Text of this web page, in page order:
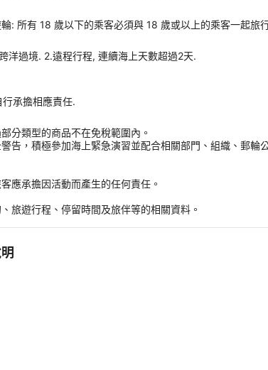
: 所有 18 歲以下的乘客必須與 18 歲或以上的乘客一起旅
洋過境. 2.遠程行程, 連續海上天數超過2天.
承擔相應責任.
分類型的商品不在免稅範圍內。
告，積極參加海上緊急演習並配合相關部門、組織、郵輪
應承擔因活動而產生的任何責任。
旅遊行程、停留時間及旅伴等的相關資料。